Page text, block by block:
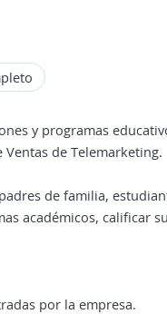
y programas
de Telemarketing.
de familia,
académicos, calificar
por la empresa.